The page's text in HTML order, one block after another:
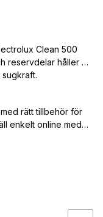
Clean 500
reservdelar håller du
rätt tillbehör för
enkelt online med